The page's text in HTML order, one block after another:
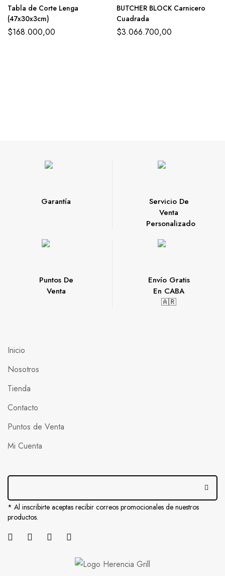
Tabla de Corte Lenga
(47x30x3cm)
$168.000,00
BUTCHER BLOCK Carnicero
Cuadrada
$3.066.700,00
Puntos De
Venta
Garantía
Envío Gratis
En CABA
🇦🇷
Servicio De
Venta
Personalizado
Inicio
Nosotros
Tienda
Contacto
Puntos de Venta
Mi Cuenta
* Al inscribirte aceptas recibir correos promocionales de nuestros
productos.